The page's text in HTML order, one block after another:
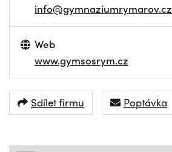
info@gymnaziumrymarov.cz
Web
www.gymsosrym.cz
Sdílet firmu Poptávka